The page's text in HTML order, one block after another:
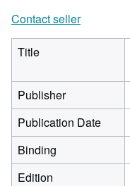
Contact seller
Title
Publisher
Publication Date
Binding
Edition